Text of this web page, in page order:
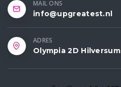
MAIL ONS
info@upgreatest.nl
ADRES
Olympia 2D Hilversum